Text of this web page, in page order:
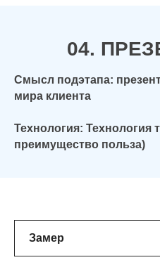
04.
Смысл подэтапа:
мира клиента
Технология: Технология
преимущество польза)